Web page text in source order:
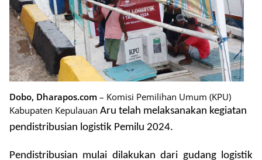
Dobo, Dharapos.com – Komisi Pemilihan Umum (KPU)
Kabupaten Kepulauan Aru telah melaksanakan kegiatan
pendistribusian logistik Pemilu 2024.
Pendistribusian mulai dilakukan dari gudang logistik